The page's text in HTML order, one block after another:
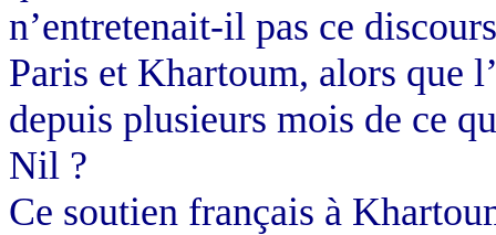
n’entretenait-il pas ce
Paris et Khartoum, alors que
depuis plusieurs mois de ce
Nil ?
Ce soutien français à